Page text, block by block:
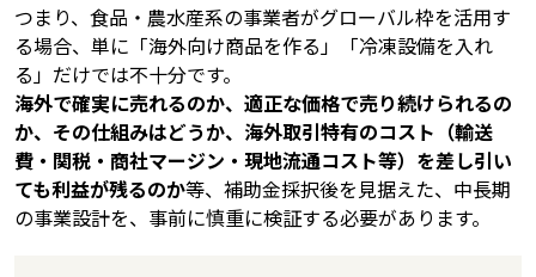
つまり、食品・農水産系の事業者がグローバル枠を活用す
る場合、単に「海外向け商品を作る」「冷凍設備を入れ
る」だけでは不十分です。
海外で確実に売れるのか、適正な価格で売り続けられるの
か、その仕組みはどうか、海外取引特有のコスト（輸送
費・関税・商社マージン・現地流通コスト等）を差し引い
ても利益が残るのか等、補助金採択後を見据えた、中長期
の事業設計を、事前に慎重に検証する必要があります。